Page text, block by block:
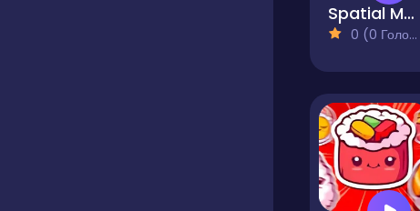
Spatial Match
0 (0 Голосів)